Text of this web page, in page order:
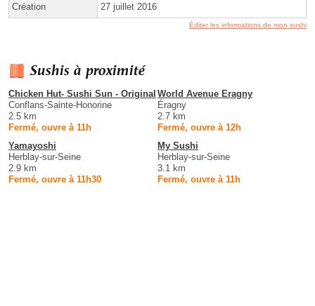
Création 27 juillet 2016
Éditer les informations de mon sushi
Sushis à proximité
Chicken Hut- Sushi Sun - Original
Conflans-Sainte-Honorine
2.5 km
Fermé, ouvre à 11h
World Avenue Eragny
Éragny
2.7 km
Fermé, ouvre à 12h
Yamayoshi
Herblay-sur-Seine
2.9 km
Fermé, ouvre à 11h30
My Sushi
Herblay-sur-Seine
3.1 km
Fermé, ouvre à 11h